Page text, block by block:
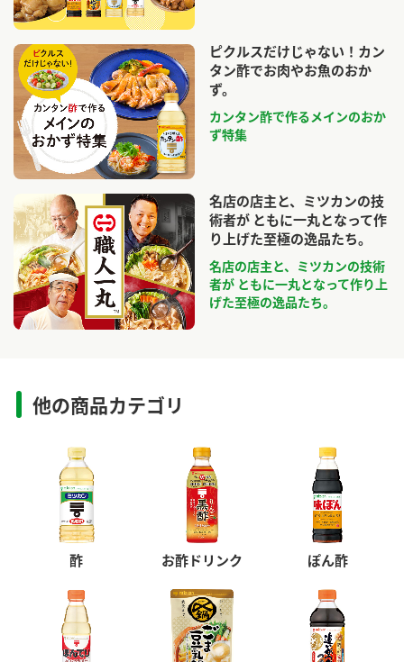
ピクルスだけじゃない！カン
タン酢でお肉やお魚のおか
ず。
カンタン酢で作るメインのおか
ず特集
名店の店主と、ミツカンの技
術者が ともに一丸となって作
り上げた至極の逸品たち。
名店の店主と、ミツカンの技術
者が ともに一丸となって作り上
げた至極の逸品たち。
他の商品カテゴリ
酢 お酢ドリンク ぽん酢